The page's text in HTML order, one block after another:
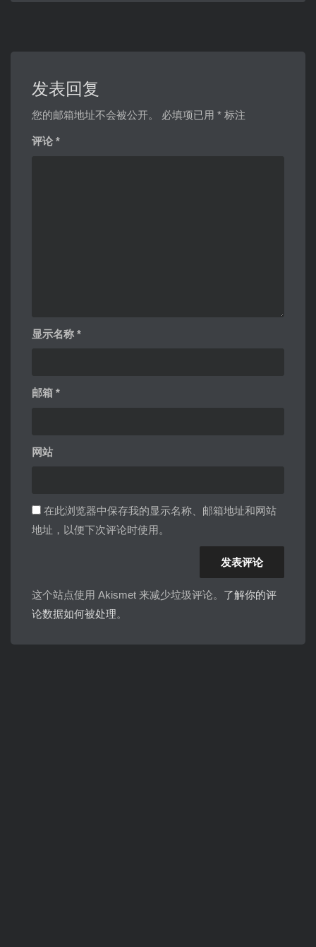
发表回复
您的邮箱地址不会被公开。 必填项已用 * 标注
评论 *
显示名称 *
邮箱 *
网站
在此浏览器中保存我的显示名称、邮箱地址和网站
地址，以便下次评论时使用。
这个站点使用 Akismet 来减少垃圾评论。 了解你的评
论数据如何被处理。